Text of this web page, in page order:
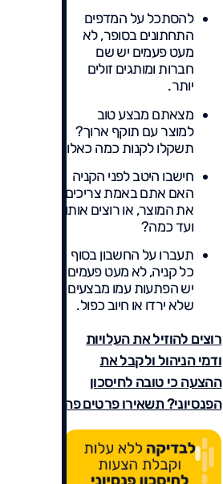
להסתכל על המדפים
התחתונים בסופר, לא
מעט פעמים יש שם
חברות ומותגים זולים
יותר.
מצאתם מבצע טוב
למוצר עם תוקף ארוך?
תשקלו לקנות כמה כאלו.
חישבו היטב לפני הקניה
האם אתם באמת צריכים
את המוצר, או רוצים אותו
ועד כמה?
תעברו על החשבון בסוף
כל קניה, לא מעט פעמים
יש הפתעות עמו מבצעים
שלא ירדו או חיוב כפול.
רוצים להוזיל את העלויות
ודמי הניהול ולקבל את
ההצעה כי טובה לחיסכון
הפנסיוני? תשאירו פרטים פה